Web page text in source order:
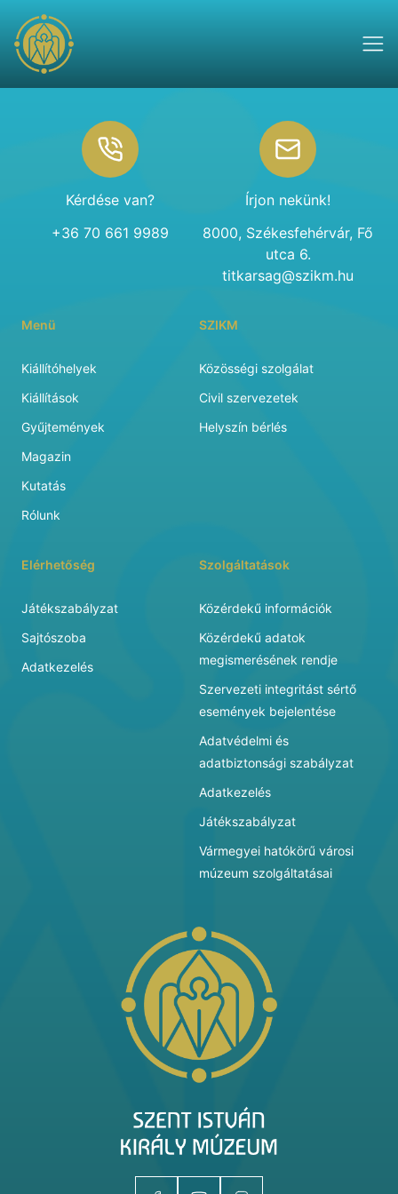
Kérdése van?
+36 70 661 9989
Írjon nekünk!
8000, Székesfehérvár, Fő
utca 6.
titkarsag@szikm.hu
Menü
Kiállítóhelyek
Kiállítások
Gyűjtemények
Magazin
Kutatás
Rólunk
SZIKM
Közösségi szolgálat
Civil szervezetek
Helyszín bérlés
Elérhetőség
Játékszabályzat
Sajtószoba
Adatkezelés
Szolgáltatások
Közérdekű információk
Közérdekű adatok
megismerésének rendje
Szervezeti integritást sértő
események bejelentése
Adatvédelmi és
adatbiztonsági szabályzat
Adatkezelés
Játékszabályzat
Vármegyei hatókörű városi
múzeum szolgáltatásai